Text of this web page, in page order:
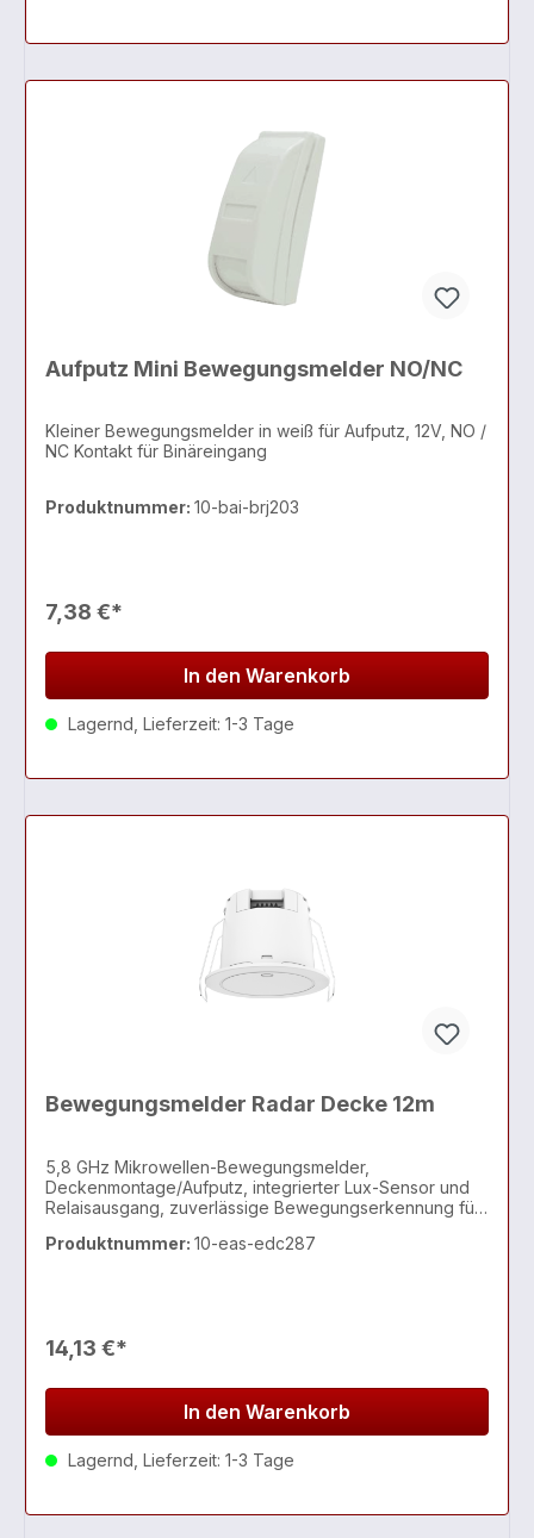
Aufputz Mini Bewegungsmelder NO/NC
Kleiner Bewegungsmelder in weiß für Aufputz, 12V, NO /
NC Kontakt für Binäreingang
Produktnummer: 10-bai-brj203
7,38 €*
In den Warenkorb
Lagernd, Lieferzeit: 1-3 Tage
Bewegungsmelder Radar Decke 12m
5,8 GHz Mikrowellen-Bewegungsmelder,
Deckenmontage/Aufputz, integrierter Lux-Sensor und
Relaisausgang, zuverlässige Bewegungserkennung für
Objektbereichen
Produktnummer: 10-eas-edc287
14,13 €*
In den Warenkorb
Lagernd, Lieferzeit: 1-3 Tage